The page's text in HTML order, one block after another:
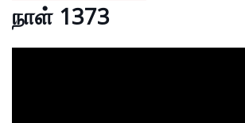
நாள் 1373